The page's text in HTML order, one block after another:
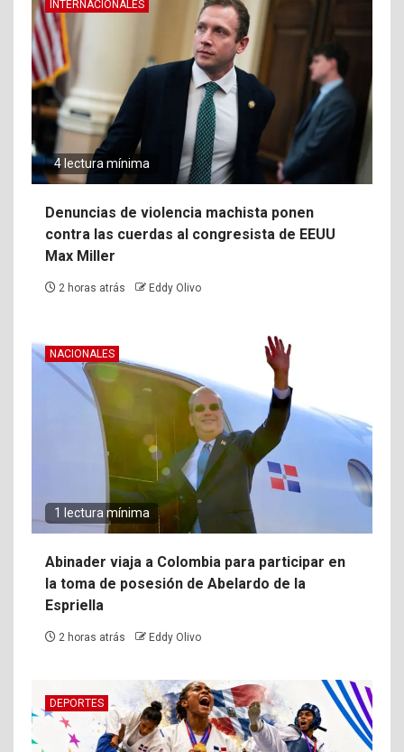
INTERNACIONALES
4 lectura mínima
Denuncias de violencia machista ponen
contra las cuerdas al congresista de EEUU
Max Miller
2 horas atrás Eddy Olivo
NACIONALES
1 lectura mínima
Abinader viaja a Colombia para participar en
la toma de posesión de Abelardo de la
Espriella
2 horas atrás Eddy Olivo
DEPORTES